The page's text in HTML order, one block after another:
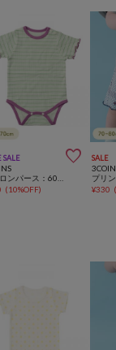
SALE 
(10%OFF)
SALE
¥330